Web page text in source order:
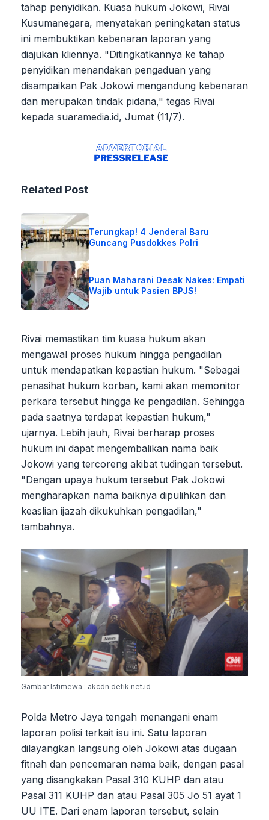
tahap penyidikan. Kuasa hukum Jokowi, Rivai
Kusumanegara, menyatakan peningkatan status
ini membuktikan kebenaran laporan yang
diajukan kliennya. "Ditingkatkannya ke tahap
penyidikan menandakan pengaduan yang
disampaikan Pak Jokowi mengandung kebenaran
dan merupakan tindak pidana," tegas Rivai
kepada suaramedia.id, Jumat (11/7).
Related Post
Terungkap! 4 Jenderal Baru
Guncang Pusdokkes Polri
Puan Maharani Desak Nakes: Empati
Wajib untuk Pasien BPJS!
Rivai memastikan tim kuasa hukum akan
mengawal proses hukum hingga pengadilan
untuk mendapatkan kepastian hukum. "Sebagai
penasihat hukum korban, kami akan memonitor
perkara tersebut hingga ke pengadilan. Sehingga
pada saatnya terdapat kepastian hukum,"
ujarnya. Lebih jauh, Rivai berharap proses
hukum ini dapat mengembalikan nama baik
Jokowi yang tercoreng akibat tudingan tersebut.
"Dengan upaya hukum tersebut Pak Jokowi
mengharapkan nama baiknya dipulihkan dan
keaslian ijazah dikukuhkan pengadilan,"
tambahnya.
Gambar Istimewa : akcdn.detik.net.id
Polda Metro Jaya tengah menangani enam
laporan polisi terkait isu ini. Satu laporan
dilayangkan langsung oleh Jokowi atas dugaan
fitnah dan pencemaran nama baik, dengan pasal
yang disangkakan Pasal 310 KUHP dan atau
Pasal 311 KUHP dan atau Pasal 305 Jo 51 ayat 1
UU ITE. Dari enam laporan tersebut, selain